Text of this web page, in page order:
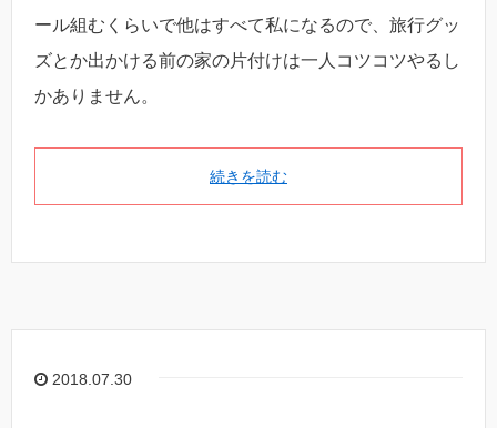
ール組むくらいで他はすべて私になるので、旅行グッ
ズとか出かける前の家の片付けは一人コツコツやるし
かありません。
続きを読む
2018.07.30